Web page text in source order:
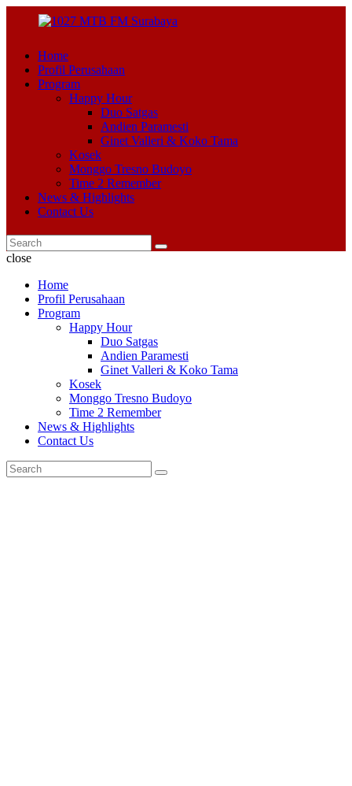
Home
Profil Perusahaan
Program
Happy Hour
Duo Satgas
Andien Paramesti
Ginet Valleri & Koko Tama
Kosek
Monggo Tresno Budoyo
Time 2 Remember
News & Highlights
Contact Us
close
Home
Profil Perusahaan
Program
Happy Hour
Duo Satgas
Andien Paramesti
Ginet Valleri & Koko Tama
Kosek
Monggo Tresno Budoyo
Time 2 Remember
News & Highlights
Contact Us